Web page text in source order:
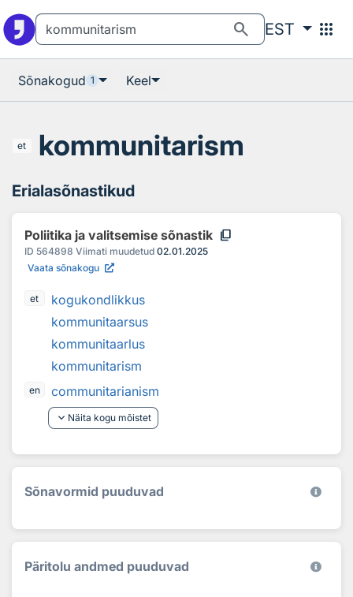
search EST apps
Sõnakogud 1 Keel
et kommunitarism
Erialasõnastikud
Poliitika ja valitsemise sõnastik content_copy
ID 564898 Viimati muudetud 02.01.2025
Vaata sõnakogu
et
kogukondlikkus
kommunitaarsus
kommunitaarlus
kommunitarism
en
communitarianism
keyboard_arrow_down Näita kogu mõistet
Sõnavormid puuduvad
Päritolu andmed puuduvad